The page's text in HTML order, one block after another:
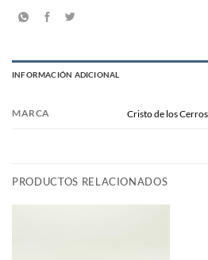
INFORMACIÓN ADICIONAL
MARCA Cristo de los Cerros
PRODUCTOS RELACIONADOS